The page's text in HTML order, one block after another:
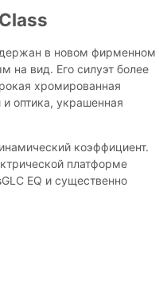
в новом фирменном
на вид. Его силуэт более
хромированная
оптика, украшенная
коэффициент.
платформе
EQ и существенно